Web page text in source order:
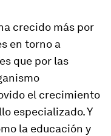
crecido más por
en torno a
que por las
el crecimiento
especializado. Y
la educación y